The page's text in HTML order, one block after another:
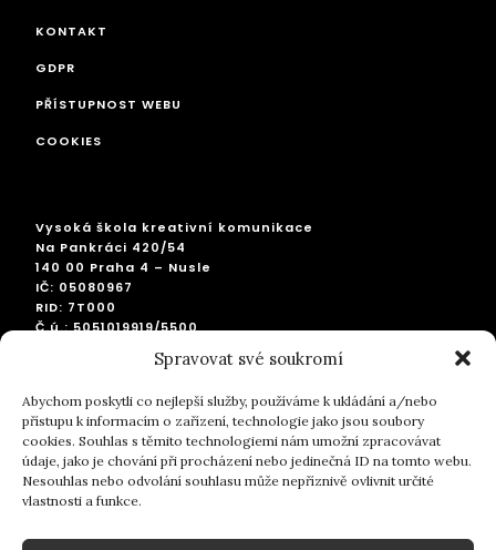
Spravovat své soukromí
Abychom poskytli co nejlepší služby, používáme k ukládání a/nebo
přístupu k informacím o zařízení, technologie jako jsou soubory
cookies. Souhlas s těmito technologiemi nám umožní zpracovávat
údaje, jako je chování při procházení nebo jedinečná ID na tomto webu.
Nesouhlas nebo odvolání souhlasu může nepříznivě ovlivnit určité
vlastnosti a funkce.
KONTAKT
GDPR
PŘÍSTUPNOST WEBU
COOKIES
Vysoká škola kreativní komunikace
Na Pankráci 420/54
140 00 Praha 4 – Nusle
IČ: 05080967
RID: 7T000
Č.ú.: 5051019919/5500
SWIFT: RZBCCZPP
facebookinstagram
linkedingoogleplus
pinteresttwitter